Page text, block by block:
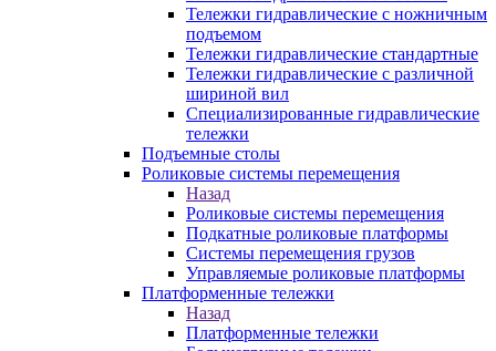
Тележки гидравлические с ножничным
подъемом
Тележки гидравлические стандартные
Тележки гидравлические с различной
шириной вил
Специализированные гидравлические
тележки
Подъемные столы
Роликовые системы перемещения
Назад
Роликовые системы перемещения
Подкатные роликовые платформы
Системы перемещения грузов
Управляемые роликовые платформы
Платформенные тележки
Назад
Платформенные тележки